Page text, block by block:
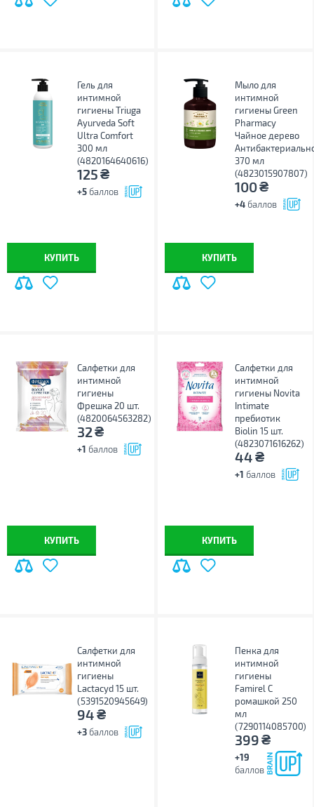
Гель для
интимной
гигиены Triuga
Ayurveda Soft
Ultra Comfort
300 мл
(4820164640616)
125₴
+5 баллов
КУПИТЬ
Мыло для
интимной
гигиены Green
Pharmacy
Чайное дерево
370 мл
(4823015907807)
100₴
+4 баллов
КУПИТЬ
Салфетки для
интимной
гигиены
Фрешка 20 шт.
(4820064563282)
32₴
+1 баллов
КУПИТЬ
Салфетки для
интимной
гигиены Novita
Intimate
пребиотик
Biolin 15 шт.
(4823071616262)
44₴
+1 баллов
КУПИТЬ
Салфетки для
интимной
гигиены
Lactacyd 15 шт.
(5391520945649)
94₴
+3 баллов
Пенка для
интимной
гигиены
Famirel С
ромашкой 250
мл
(7290114085700)
399₴
+19
баллов